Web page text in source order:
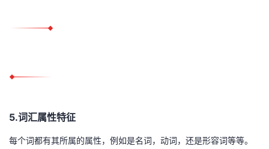
5.词汇属性特征
每个词都有其所属的属性，例如是名词，动词，还是形容词等等。